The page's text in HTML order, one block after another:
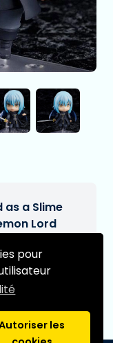
pour
les
as a Slime
Lord